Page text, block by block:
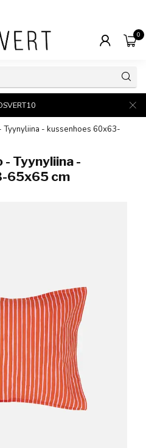
0
- kussenhoes 60x63-
Tyynyliina -
65x65 cm